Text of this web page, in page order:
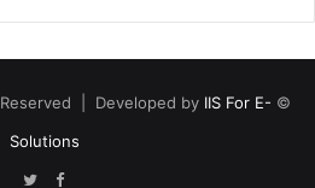
© Copyright 2026, All Rights Reserved | Developed by
IIS For E-
Solutions